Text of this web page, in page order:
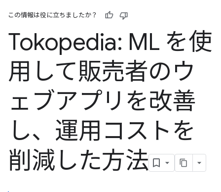
この情報は役に立ちましたか？
Tokopedia: ML を使
用して販売者のウ
ェブアプリを改善
し、運用コストを
削減した方法